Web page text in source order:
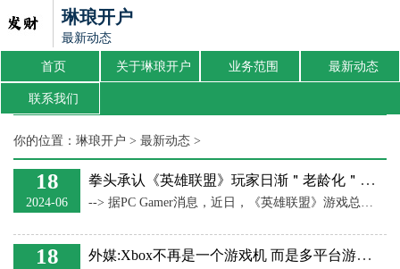
琳琅开户
最新动态
首页 关于琳琅开户 业务范围 最新动态
联系我们
你的位置： 琳琅开户 > 最新动态 >
18
2024-06
拳头承认《英雄联盟》玩家日渐＂老龄化＂：新人变少了
--> 据PC Gamer消息，近日，《英雄联盟》游戏总监Pu Liu在夏日游戏节问答环节谈到了该游戏的受众年龄变化的话题。 Pu Liu表示《英雄联盟》的玩家平均年龄确实在上升。他指出，与其谈游戏能引入多少新玩家，也应该考虑游戏能在数年间留住多少人，这样玩家群体的平均年龄自然会增加。但现在的问题是，《英雄联盟》吸引新玩家的能力不如以前了。 他说：“坦白来讲，现在的情况和10年前不一样了，那时候你还在上初中或高中，LOL是每个人都在谈论的游戏，每个人都在玩。现在我们要与很多其他游戏竞争。” 除
18 外媒:Xbox不再是一个游戏机 而是多平台游戏开发巨头